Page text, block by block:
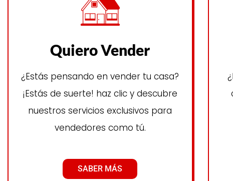
Quiero Vender
¿Estás pensando en vender tu casa?
¡Estás de suerte! haz clic y descubre
nuestros servicios exclusivos para
vendedores como tú.
SABER MÁS